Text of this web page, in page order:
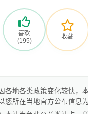
喜欢
(195)
收藏
因各地各类政策变化较快，
您所在当地官方公布信息为